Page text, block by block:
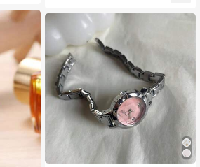
ญิง, วันครบรอบ, โปรโมชั่นสิ้นปี, วันคน
โสด, โปรโมชั่นฮาโลวีน, ไม่มีกล่องของ
ขวัญ